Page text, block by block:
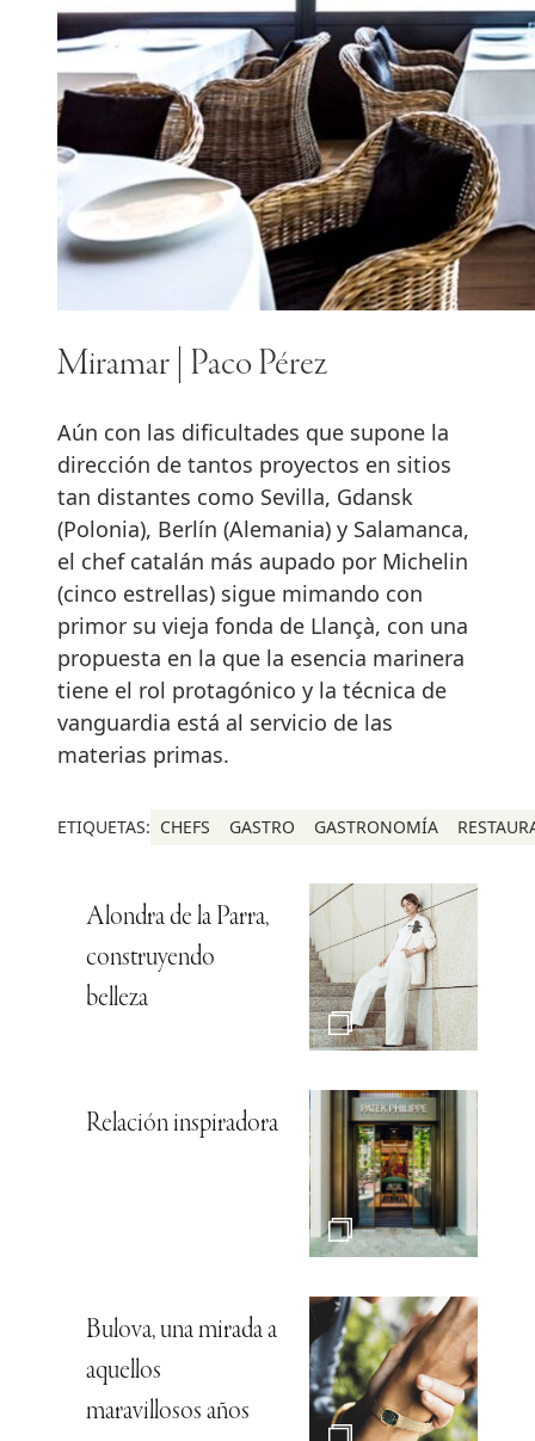
Miramar | Paco Pérez
Aún con las dificultades que supone la
dirección de tantos proyectos en sitios
tan distantes como Sevilla, Gdansk
(Polonia), Berlín (Alemania) y Salamanca,
el chef catalán más aupado por Michelin
(cinco estrellas) sigue mimando con
primor su vieja fonda de Llançà, con una
propuesta en la que la esencia marinera
tiene el rol protagónico y la técnica de
vanguardia está al servicio de las
materias primas.
ETIQUETAS: CHEFS GASTRO GASTRONOMÍA
Alondra de la Parra,
construyendo
belleza
Relación inspiradora
Bulova, una mirada a
aquellos
maravillosos años